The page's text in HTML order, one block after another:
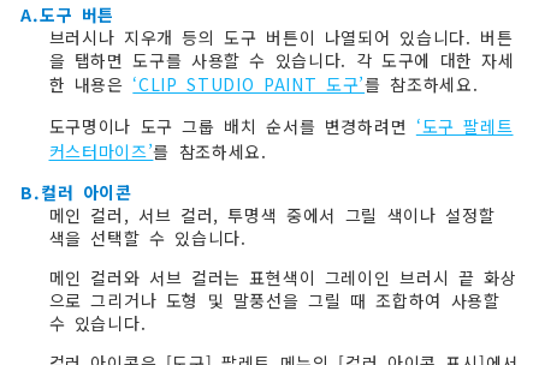
A.도구 버튼
브러시나 지우개 등의 도구 버튼이 나열되어 있습니다. 버튼
을 탭하면 도구를 사용할 수 있습니다. 각 도구에 대한 자세
한 내용은 ‘CLIP STUDIO PAINT 도구’를 참조하세요.
도구명이나 도구 그룹 배치 순서를 변경하려면 ‘도구 팔레트
커스터마이즈’를 참조하세요.
B.컬러 아이콘
메인 컬러, 서브 컬러, 투명색 중에서 그릴 색이나 설정할
색을 선택할 수 있습니다.
메인 컬러와 서브 컬러는 표현색이 그레이인 브러시 끝 화상
으로 그리거나 도형 및 말풍선을 그릴 때 조합하여 사용할
수 있습니다.